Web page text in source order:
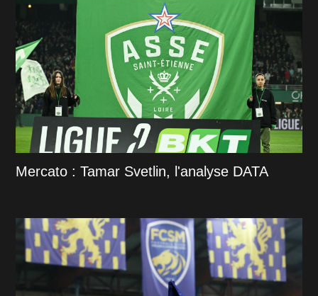
Mercato : Tamar Svetlin, l'analyse DATA